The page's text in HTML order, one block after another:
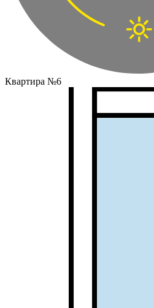
Квартира №6